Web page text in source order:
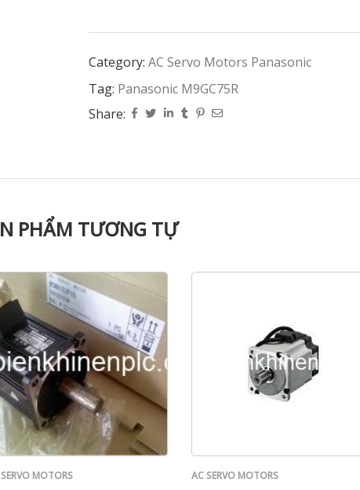
Category: AC Servo Motors Panasonic
Tag: Panasonic M9GC75R
Share:
PHẨM TƯƠNG TỰ
MOTORS
AC SERVO MOTORS